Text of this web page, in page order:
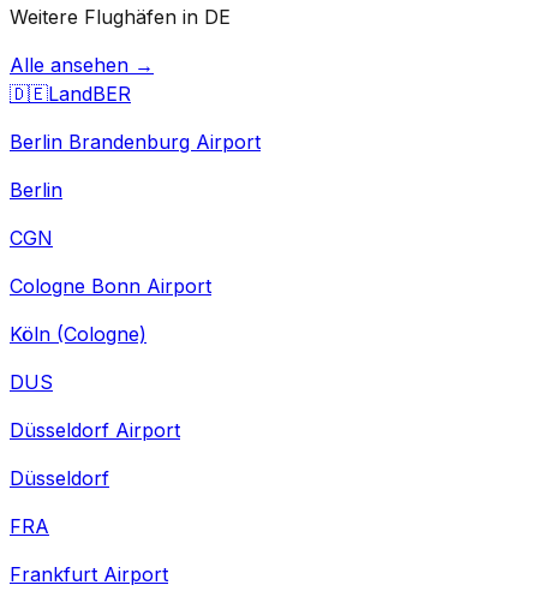
Weitere Flughäfen in DE
Alle ansehen →
🇩🇪LandBER
Berlin Brandenburg Airport
Berlin
CGN
Cologne Bonn Airport
Köln (Cologne)
DUS
Düsseldorf Airport
Düsseldorf
FRA
Frankfurt Airport